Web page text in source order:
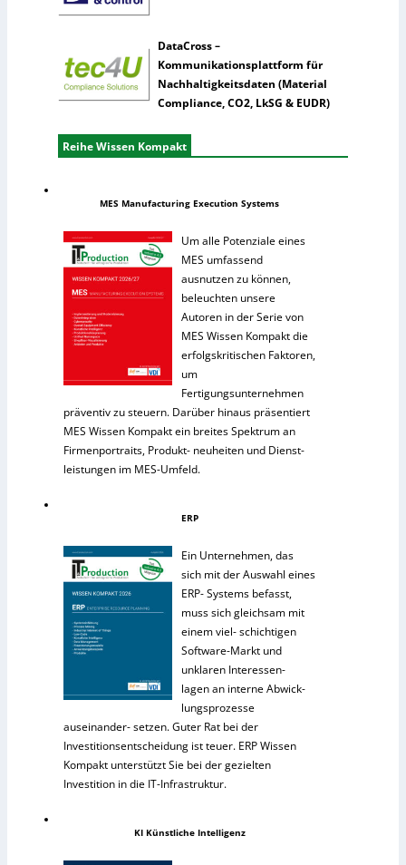
DataCross –
Kommunikationsplattform für
Nachhaltigkeitsdaten (Material
Compliance, CO2, LkSG & EUDR)
Reihe Wissen Kompakt
MES Manufacturing Execution Systems
Um alle Potenziale eines
MES umfassend
ausnutzen zu können,
beleuchten unsere
Autoren in der Serie von
MES Wissen Kompakt die
erfolgskritischen Faktoren,
um
Fertigungsunternehmen
präventiv zu steuern. Darüber hinaus präsentiert
MES Wissen Kompakt ein breites Spektrum an
Firmenportraits, Produkt- neuheiten und Dienst-
leistungen im MES-Umfeld.
ERP
Ein Unternehmen, das
sich mit der Auswahl eines
ERP- Systems befasst,
muss sich gleichsam mit
einem viel- schichtigen
Software-Markt und
unklaren Interessen-
lagen an interne Abwick-
lungsprozesse
auseinander- setzen. Guter Rat bei der
Investitionsentscheidung ist teuer. ERP Wissen
Kompakt unterstützt Sie bei der gezielten
Investition in die IT-Infrastruktur.
KI Künstliche Intelligenz